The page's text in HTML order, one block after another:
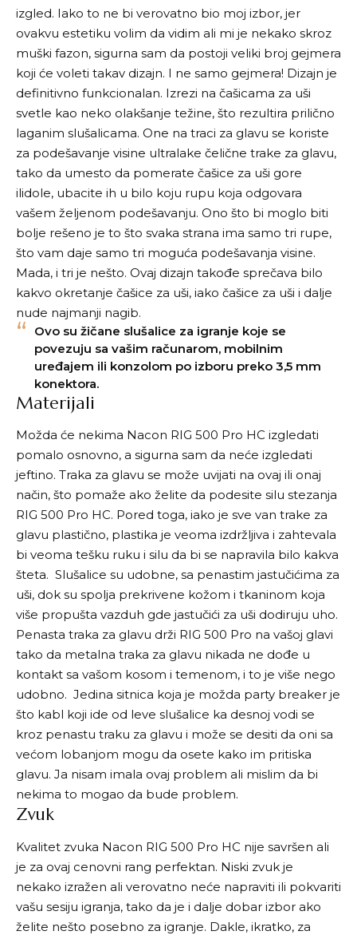
izgled. Iako to ne bi verovatno bio moj izbor, jer
ovakvu estetiku volim da vidim ali mi je nekako skroz
muški fazon, sigurna sam da postoji veliki broj gejmera
koji će voleti takav dizajn. I ne samo gejmera! Dizajn je
definitivno funkcionalan. Izrezi na čašicama za uši
svetle kao neko olakšanje težine, što rezultira prilično
laganim slušalicama. One na traci za glavu se koriste
za podešavanje visine ultralake čelične trake za glavu,
tako da umesto da pomerate čašice za uši gore
ilidole, ubacite ih u bilo koju rupu koja odgovara
vašem željenom podešavanju. Ono što bi moglo biti
bolje rešeno je to što svaka strana ima samo tri rupe,
što vam daje samo tri moguća podešavanja visine.
Mada, i tri je nešto. Ovaj dizajn takođe sprečava bilo
kakvo okretanje čašice za uši, iako čašice za uši i dalje
nude najmanji nagib.
Ovo su žičane slušalice za igranje koje se
povezuju sa vašim računarom, mobilnim
uređajem ili konzolom po izboru preko 3,5 mm
konektora.
Materijali
Možda će nekima Nacon RIG 500 Pro HC izgledati
pomalo osnovno, a sigurna sam da neće izgledati
jeftino. Traka za glavu se može uvijati na ovaj ili onaj
način, što pomaže ako želite da podesite silu stezanja
RIG 500 Pro HC. Pored toga, iako je sve van trake za
glavu plastično, plastika je veoma izdržljiva i zahtevala
bi veoma tešku ruku i silu da bi se napravila bilo kakva
šteta. Slušalice su udobne, sa penastim jastučićima za
uši, dok su spolja prekrivene kožom i tkaninom koja
više propušta vazduh gde jastučići za uši dodiruju uho.
Penasta traka za glavu drži RIG 500 Pro na vašoj glavi
tako da metalna traka za glavu nikada ne dođe u
kontakt sa vašom kosom i temenom, i to je više nego
udobno. Jedina sitnica koja je možda party breaker je
što kabl koji ide od leve slušalice ka desnoj vodi se
kroz penastu traku za glavu i može se desiti da oni sa
većom lobanjom mogu da osete kako im pritiska
glavu. Ja nisam imala ovaj problem ali mislim da bi
nekima to mogao da bude problem.
Zvuk
Kvalitet zvuka Nacon RIG 500 Pro HC nije savršen ali
je za ovaj cenovni rang perfektan. Niski zvuk je
nekako izražen ali verovatno neće napraviti ili pokvariti
vašu sesiju igranja, tako da je i dalje dobar izbor ako
želite nešto posebno za igranje. Dakle, ikratko, za